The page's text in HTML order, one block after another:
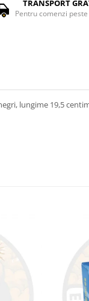
TRANSPORT
Pentru comenzi peste
lungime 19,5